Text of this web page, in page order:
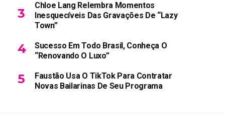
Chloe Lang Relembra Momentos
Inesquecíveis Das Gravações De “Lazy
Town”
Sucesso Em Todo Brasil, Conheça O
“Renovando O Luxo”
Faustão Usa O TikTok Para Contratar
Novas Bailarinas De Seu Programa